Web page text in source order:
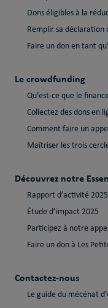
Dons éligibles à la
Remplir sa déclaration
Faire un don en tant
Le crowdfunding
Qu’est-ce que le
Collectez des dons en
Comment faire un
Maîtriser les trois
Découvrez notre
Rapport d’activité 2025
Étude d’impact 2025
Participez à notre
Faire un don à Les
Contactez-nous
Le guide du mécénat